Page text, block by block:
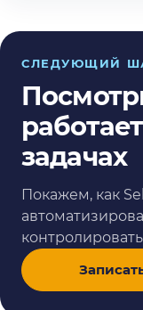
СЛЕДУЮЩИЙ
задачах
Покажем, как
контролировать